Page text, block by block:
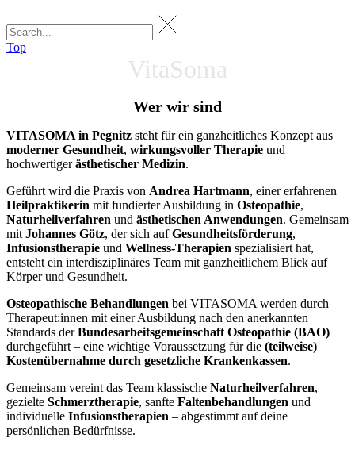
Top
VitaSoma
Wer wir sind
VITASOMA in Pegnitz steht für ein ganzheitliches Konzept aus
moderner Gesundheit, wirkungsvoller Therapie und
hochwertigerästhetischer Medizin.
Geführt wird die Praxis von Andrea Hartmann, einer erfahrenen
Heilpraktikerin mit fundierter Ausbildung in Osteopathie,
Naturheilverfahren und ästhetischen Anwendungen. Gemeinsam
mit Johannes Götz, der sich aufGesundheitsförderung,
Infusionstherapie und Wellness-Therapien spezialisiert hat,
entsteht ein interdisziplinäres Team mit ganzheitlichem Blick auf
Körper und Gesundheit.
Osteopathische Behandlungen bei VITASOMA werden durch
Therapeut:innen mit einer Ausbildung nach den anerkannten
Standards derBundesarbeitsgemeinschaft Osteopathie (BAO)
durchgeführt – eine wichtige Voraussetzung für die (teilweise)
Kostenübernahme durch gesetzliche Krankenkassen.
Gemeinsam vereint das Team klassische Naturheilverfahren,
gezielte Schmerztherapie, sanfte Faltenbehandlungen und
individuelle Infusionstherapien – abgestimmt auf deine
persönlichen Bedürfnisse.